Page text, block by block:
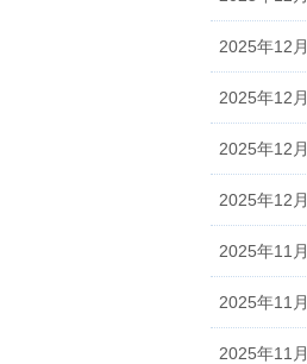
2025年12
2025年12
2025年12
2025年12
2025年11
2025年11
2025年11